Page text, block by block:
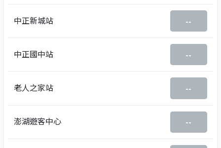
中正新城站 --
中正國中站 --
老人之家站 --
澎湖遊客中心 --